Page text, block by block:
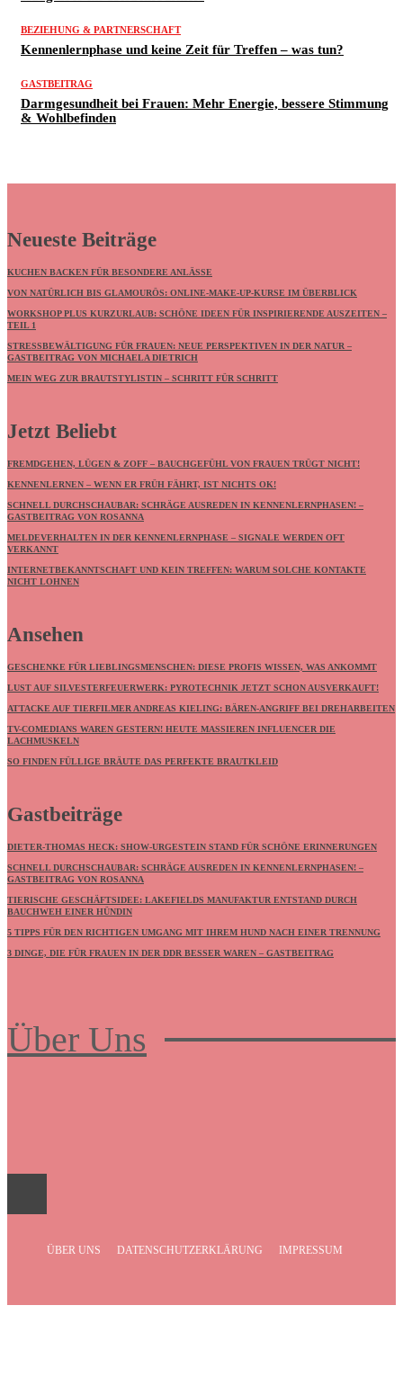
BEZIEHUNG & PARTNERSCHAFT
Kennenlernphase und keine Zeit für Treffen – was tun?
GASTBEITRAG
Darmgesundheit bei Frauen: Mehr Energie, bessere Stimmung
& Wohlbefinden
Neueste Beiträge
KUCHEN BACKEN FÜR BESONDERE ANLÄSSE
VON NATÜRLICH BIS GLAMOURÖS: ONLINE-MAKE-UP-KURSE IM ÜBERBLICK
WORKSHOP PLUS KURZURLAUB: SCHÖNE IDEEN FÜR INSPIRIERENDE AUSZEITEN –
TEIL 1
STRESSBEWÄLTIGUNG FÜR FRAUEN: NEUE PERSPEKTIVEN IN DER NATUR –
GASTBEITRAG VON MICHAELA DIETRICH
MEIN WEG ZUR BRAUTSTYLISTIN – SCHRITT FÜR SCHRITT
Jetzt Beliebt
FREMDGEHEN, LÜGEN & ZOFF – BAUCHGEFÜHL VON FRAUEN TRÜGT NICHT!
KENNENLERNEN – WENN ER FRÜH FÄHRT, IST NICHTS OK!
SCHNELL DURCHSCHAUBAR: SCHRÄGE AUSREDEN IN KENNENLERNPHASEN! –
GASTBEITRAG VON ROSANNA
MELDEVERHALTEN IN DER KENNENLERNPHASE – SIGNALE WERDEN OFT
VERKANNT
INTERNETBEKANNTSCHAFT UND KEIN TREFFEN: WARUM SOLCHE KONTAKTE
NICHT LOHNEN
Ansehen
GESCHENKE FÜR LIEBLINGSMENSCHEN: DIESE PROFIS WISSEN, WAS ANKOMMT
LUST AUF SILVESTERFEUERWERK: PYROTECHNIK JETZT SCHON AUSVERKAUFT!
ATTACKE AUF TIERFILMER ANDREAS KIELING: BÄREN-ANGRIFF BEI DREHARBEITEN
TV-COMEDIANS WAREN GESTERN! HEUTE MASSIEREN INFLUENCER DIE
LACHMUSKELN
SO FINDEN FÜLLIGE BRÄUTE DAS PERFEKTE BRAUTKLEID
Gastbeiträge
DIETER-THOMAS HECK: SHOW-URGESTEIN STAND FÜR SCHÖNE ERINNERUNGEN
SCHNELL DURCHSCHAUBAR: SCHRÄGE AUSREDEN IN KENNENLERNPHASEN! –
GASTBEITRAG VON ROSANNA
TIERISCHE GESCHÄFTSIDEE: LAKEFIELDS MANUFAKTUR ENTSTAND DURCH
BAUCHWEH EINER HÜNDIN
5 TIPPS FÜR DEN RICHTIGEN UMGANG MIT IHREM HUND NACH EINER TRENNUNG
3 DINGE, DIE FÜR FRAUEN IN DER DDR BESSER WAREN – GASTBEITRAG
Über Uns
ÜBER UNS DATENSCHUTZERKLÄRUNG IMPRESSUM